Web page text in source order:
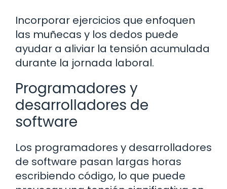
Incorporar ejercicios que enfoquen
las muñecas y los dedos puede
ayudar a aliviar la tensión acumulada
durante la jornada laboral.
Programadores y
desarrolladores de
software
Los programadores y desarrolladores
de software pasan largas horas
escribiendo código, lo que puede